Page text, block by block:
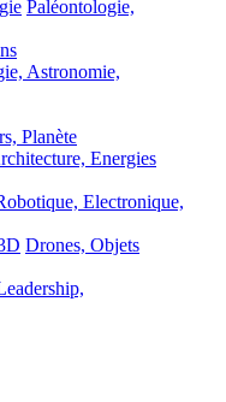
Paléontologie,
Astronomie,
Planète
Energies
Electronique,
Drones, Objets